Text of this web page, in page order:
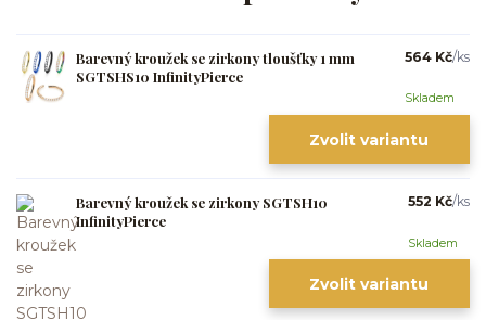
Barevný kroužek se zirkony tloušťky 1 mm
SGTSHS10 InfinityPierce
564 Kč/ks
Skladem
Zvolit variantu
Barevný kroužek se zirkony SGTSH10
InfinityPierce
552 Kč/ks
Skladem
Zvolit variantu